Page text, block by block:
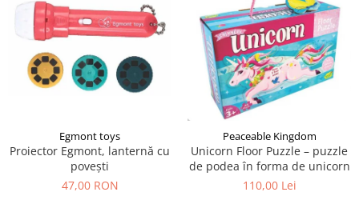
Egmont toys
Proiector Egmont, lanternă cu
povești
47,00 RON
Peaceable Kingdom
Unicorn Floor Puzzle – puzzle
de podea în forma de unicorn
110,00 Lei